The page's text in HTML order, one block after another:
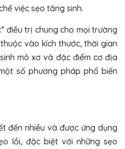
việc sẹo tăng sinh.
điều trị chung cho mọi trường
vào kích thước, thời gian
mô xơ và đặc điểm cơ địa
số phương pháp phổ biến
đến nhiều và được ứng dụng
lồi, đặc biệt với những sẹo